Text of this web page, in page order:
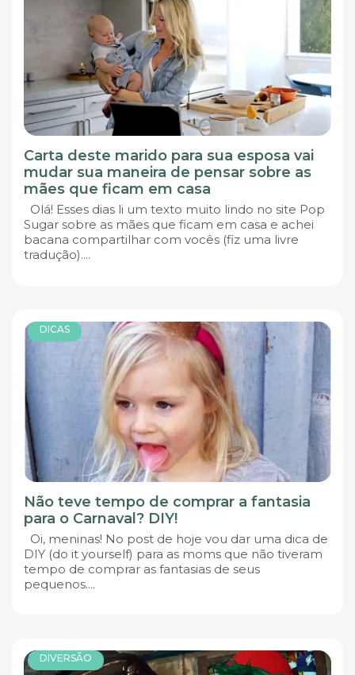
Carta deste marido para sua esposa vai
mudar sua maneira de pensar sobre as
mães que ficam em casa
Olá! Esses dias li um texto muito lindo no site Pop
Sugar sobre as mães que ficam em casa e achei
bacana compartilhar com vocês (fiz uma livre
tradução)....
DICAS
Não teve tempo de comprar a fantasia
para o Carnaval? DIY!
Oi, meninas! No post de hoje vou dar uma dica de
DIY (do it yourself) para as moms que não tiveram
tempo de comprar as fantasias de seus
pequenos....
DIVERSÃO